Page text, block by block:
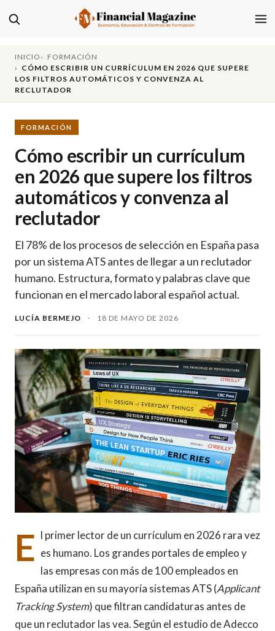
INICIO
FORMACIÓN
CÓMO ESCRIBIR UN CURRÍCULUM EN 2026 QUE SUPERE
LOS FILTROS AUTOMÁTICOS Y CONVENZA AL
RECLUTADOR
FORMACIÓN
Cómo escribir un currículum
en 2026 que supere los filtros
automáticos y convenza al
reclutador
El 78% de los procesos de selección en España pasa
por un sistema ATS antes de llegar a un reclutador
humano. Estructura, formato y palabras clave que
funcionan en el mercado laboral español actual.
LUCÍA BERMEJO · 18 DE MAYO DE 2026
E l primer lector de un currículum en 2026 rara vez
es humano. Los grandes portales de empleo y
las empresas con más de 100 empleados en
España utilizan en su mayoría sistemas ATS (Applicant
Tracking System) que filtran candidaturas antes de
que un reclutador las vea. Según el estudio de Adecco